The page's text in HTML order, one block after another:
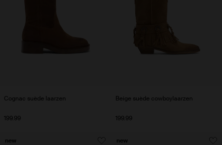
Cognac suède laarzen
199.99
Beige suède cowboylaarzen
199.99
new new